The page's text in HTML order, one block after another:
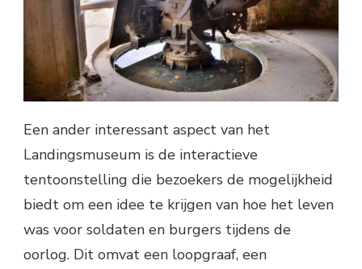
Een ander interessant aspect van het
Landingsmuseum is de interactieve
tentoonstelling die bezoekers de mogelijkheid
biedt om een ​​idee te krijgen van hoe het leven
was voor soldaten en burgers tijdens de
oorlog. Dit omvat een loopgraaf, een